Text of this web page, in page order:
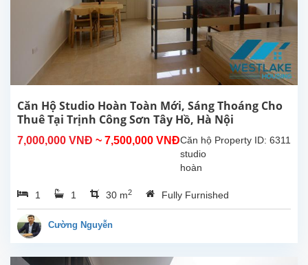
các
trang
thiết bị,
nội thất
Căn Hộ Studio Hoàn Toàn Mới, Sáng Thoáng Cho
Thuê Tại Trịnh Công Sơn Tây Hồ, Hà Nội
7,000,000 VNĐ ~ 7,500,000 VNĐ Property ID: 6311
Căn hộ
studio
hoàn
mới tại
Trịnh
1 1 30 m2 Fully Furnished
Cường Nguyễn